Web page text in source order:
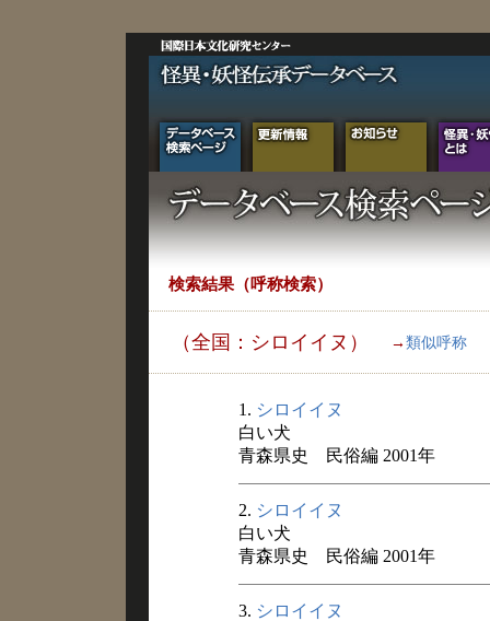
検索結果（呼称検索）
（全国：シロイイヌ） → 類似呼称
1. シロイイヌ
白い犬
青森県史 民俗編 2001年
2. シロイイヌ
白い犬
青森県史 民俗編 2001年
3. シロイイヌ